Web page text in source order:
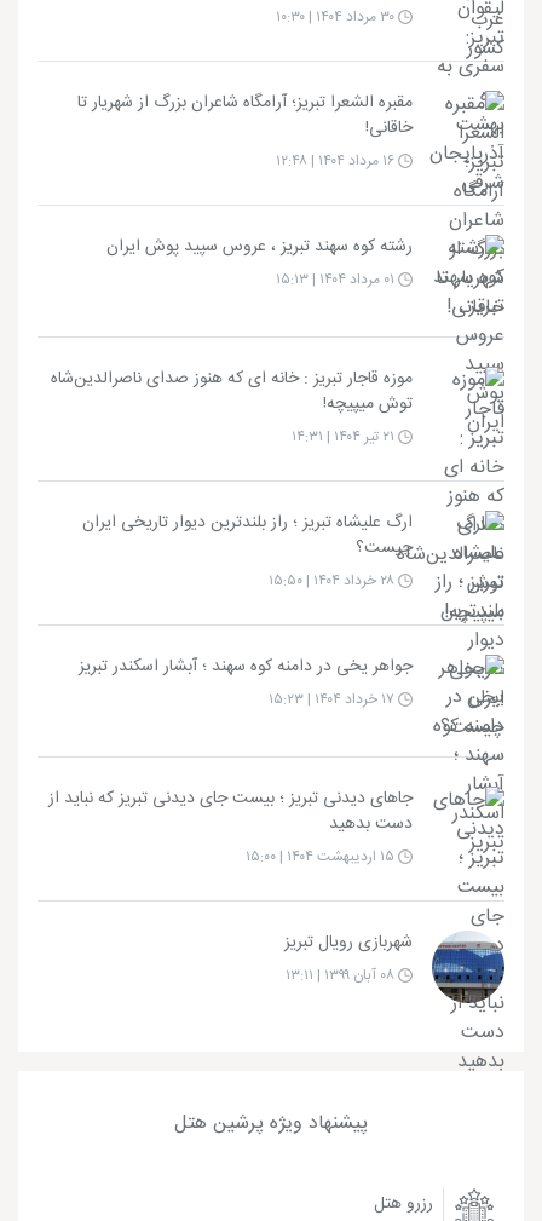
مقبره الشعرا تبریز؛ آرامگاه شاعران بزرگ از شهریار تا
خاقانی!
رشته کوه سهند تبریز ، عروس سپید پوش ایران
موزه قاجار تبریز : خانه ای که هنوز صدای ناصرالدین‌شاه
توش میپیچه!
ارگ علیشاه تبریز ؛ راز بلندترین دیوار تاریخی ایران
چیست؟
جواهر یخی در دامنه کوه سهند ؛ آبشار اسکندر تبریز
جاهای دیدنی تبریز ؛ بیست جای دیدنی تبریز که نباید از
دست بدهید
شهربازی رویال تبریز
پیشنهاد ویژه پرشین هتل
رزرو هتل